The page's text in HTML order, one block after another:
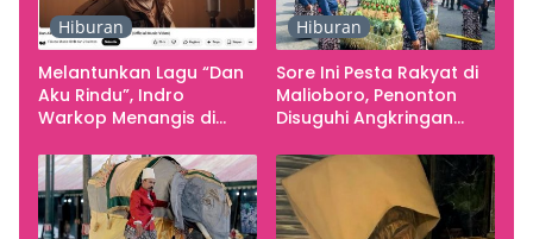
Hiburan
Melantunkan Lagu “Dan
Aku Rindu”, Indro
Warkop Menangis di
Hiburan
Sore Ini Pesta Rakyat di
Malioboro, Penonton
Disuguhi Angkringan